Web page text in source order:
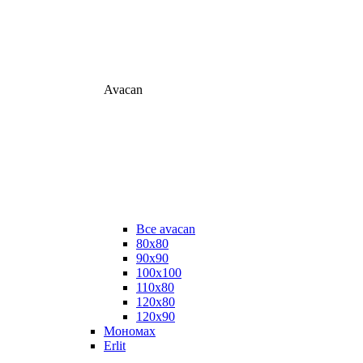
Avacan
Все avacan
80х80
90х90
100х100
110х80
120х80
120х90
Мономах
Erlit